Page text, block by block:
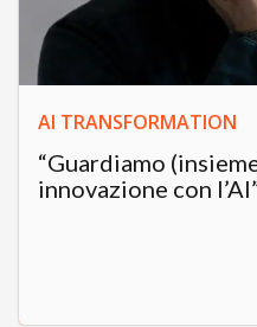
AI TRANSFORMATION
“Guardiamo
innovazione con